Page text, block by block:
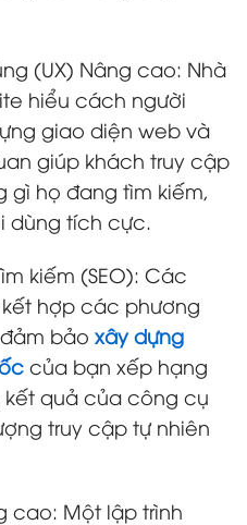
(UX) Nâng cao: Nhà
hiểu cách người
giao diện web và
giúp khách truy cập
gì họ đang tìm kiếm,
dùng tích cực.
kiếm (SEO): Các
hợp các phương
bảo xây dựng
của bạn xếp hạng
quả của công cụ
truy cập tự nhiên
cao: Một lập trình